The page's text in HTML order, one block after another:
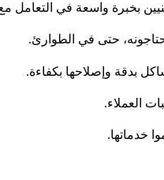
بخبرة واسعة في التعامل
حتى في الطوارئ.
بدقة وإصلاحها بكفاءة.
العملاء.
خدماتها.